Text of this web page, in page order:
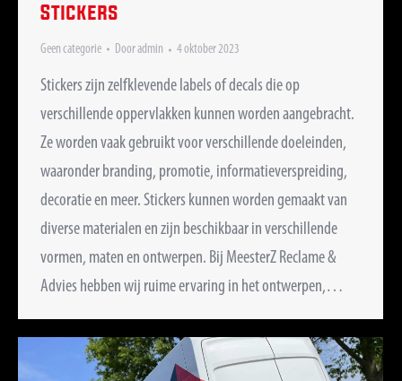
Stickers
Geen categorie Dooradmin 4 oktober 2023
Stickers zijn zelfklevende labels of decals die op
verschillende oppervlakken kunnen worden aangebracht.
Ze worden vaak gebruikt voor verschillende doeleinden,
waaronder branding, promotie, informatieverspreiding,
decoratie en meer. Stickers kunnen worden gemaakt van
diverse materialen en zijn beschikbaar in verschillende
vormen, maten en ontwerpen. Bij MeesterZ Reclame &
Advies hebben wij ruime ervaring in het ontwerpen,…